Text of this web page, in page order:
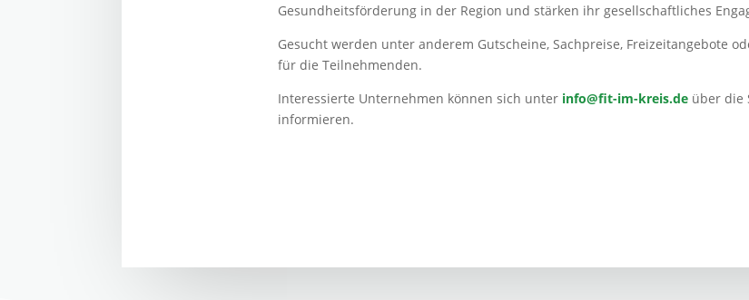
Gesundheitsförderung in der Region und stärken ihr gesellschaftliches
Gesucht werden unter anderem Gutscheine, Sachpreise, Freizeitangebote
für die Teilnehmenden.
Interessierte Unternehmen können sich unter info@fit-im-kreis.deüber die
informieren.